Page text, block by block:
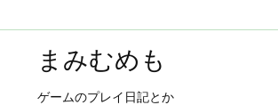
まみむめも
ゲームのプレイ日記とか